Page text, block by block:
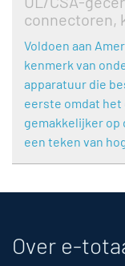
connectoren,
Voldoen aan
kenmerk van
apparatuur die
eerste omdat
gemakkelijker op
een teken van
Over e-